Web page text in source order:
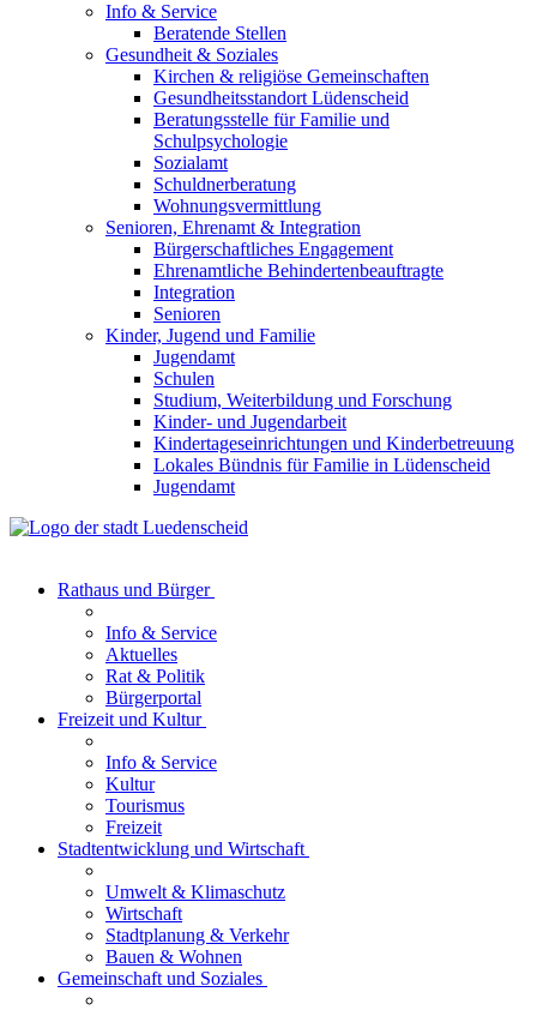
Info & Service
Beratende Stellen
Gesundheit & Soziales
Kirchen & religiöse Gemeinschaften
Gesundheitsstandort Lüdenscheid
Beratungsstelle für Familie und
Schulpsychologie
Sozialamt
Schuldnerberatung
Wohnungsvermittlung
Senioren, Ehrenamt & Integration
Bürgerschaftliches Engagement
Ehrenamtliche Behindertenbeauftragte
Integration
Senioren
Kinder, Jugend und Familie
Jugendamt
Schulen
Studium, Weiterbildung und Forschung
Kinder- und Jugendarbeit
Kindertageseinrichtungen und Kinderbetreuung
Lokales Bündnis für Familie in Lüdenscheid
Jugendamt
Rathaus und Bürger
Info & Service
Aktuelles
Rat & Politik
Bürgerportal
Freizeit und Kultur
Info & Service
Kultur
Tourismus
Freizeit
Stadtentwicklung und Wirtschaft
Umwelt & Klimaschutz
Wirtschaft
Stadtplanung & Verkehr
Bauen & Wohnen
Gemeinschaft und Soziales